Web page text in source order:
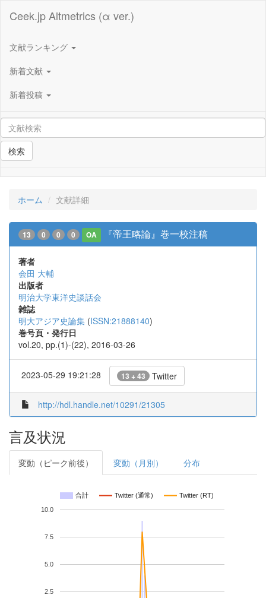
Ceek.jp Altmetrics (α ver.)
文献ランキング
新着文献
新着投稿
検索
ホーム 文献詳細
13 0 0 0 OA 『帝王略論』巻一校注稿
著者
会田 大輔
出版者
明治大学東洋史談話会
雑誌
明大アジア史論集 (ISSN:21888140)
巻号頁・発行日
vol.20, pp.(1)-(22), 2016-03-26
2023-05-29 19:21:28 13 + 43 Twitter
http://hdl.handle.net/10291/21305
言及状況
変動（ピーク前後） 変動（月別） 分布
合計 Twitter (通常) Twitter (RT)
2.5
5.0
7.5
10.0